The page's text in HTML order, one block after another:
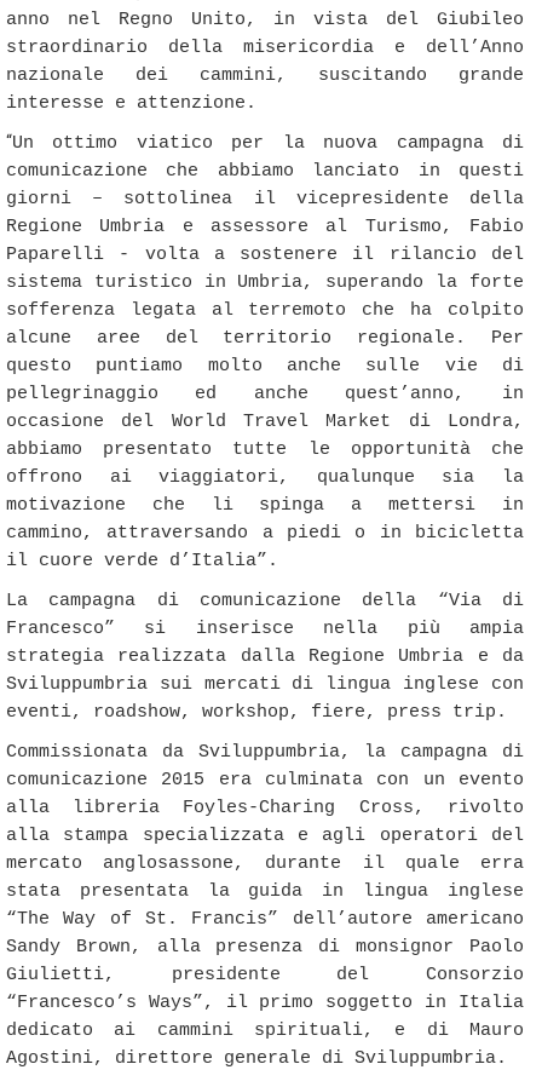
anno nel Regno Unito, in vista del Giubileo
straordinario della misericordia e dell’Anno
nazionale dei cammini, suscitando grande
interesse e attenzione.
“Un ottimo viatico per la nuova campagna di
comunicazione che abbiamo lanciato in questi
giorni – sottolinea il vicepresidente della
Regione Umbria e assessore al Turismo, Fabio
Paparelli - volta a sostenere il rilancio del
sistema turistico in Umbria, superando la forte
sofferenza legata al terremoto che ha colpito
alcune aree del territorio regionale. Per
questo puntiamo molto anche sulle vie di
pellegrinaggio ed anche quest’anno, in
occasione del World Travel Market di Londra,
abbiamo presentato tutte le opportunità che
offrono ai viaggiatori, qualunque sia la
motivazione che li spinga a mettersi in
cammino, attraversando a piedi o in bicicletta
il cuore verde d’Italia”.
La campagna di comunicazione della “Via di
Francesco” si inserisce nella più ampia
strategia realizzata dalla Regione Umbria e da
Sviluppumbria sui mercati di lingua inglese con
eventi, roadshow, workshop, fiere, press trip.
Commissionata da Sviluppumbria, la campagna di
comunicazione 2015 era culminata con un evento
alla libreria Foyles-Charing Cross, rivolto
alla stampa specializzata e agli operatori del
mercato anglosassone, durante il quale erra
stata presentata la guida in lingua inglese
“The Way of St. Francis” dell’autore americano
Sandy Brown, alla presenza di monsignor Paolo
Giulietti, presidente del Consorzio
“Francesco’s Ways”, il primo soggetto in Italia
dedicato ai cammini spirituali, e di Mauro
Agostini, direttore generale di Sviluppumbria.